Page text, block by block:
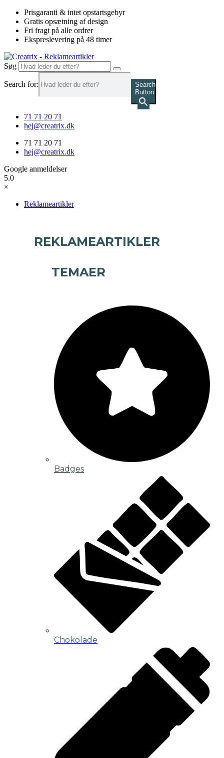
Videre
indhold
Prisgaranti & intet opstartsgebyr
Gratis opsætning af design
Fri fragt på alle ordrer
Ekspreslevering på 48 timer
Søg
Search for:
Search
Button
71 71 20 71
hej@creatrix.dk
71 71 20 71
hej@creatrix.dk
Google anmeldelser
5.0
×
Reklameartikler
REKLAMEARTIKLER
TEMAER
Badges
Chokolade